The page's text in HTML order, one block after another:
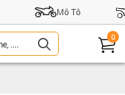
Mô Tô
0